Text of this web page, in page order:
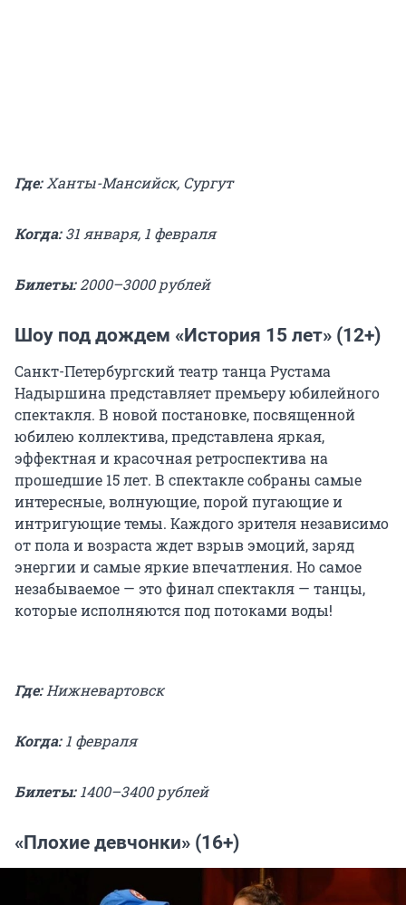
Где:Ханты-Мансийск, Сургут
Когда:31 января, 1 февраля
Билеты:2000–3000 рублей
Шоу под дождем «История 15 лет» (12+)
Санкт-Петербургский театр танца Рустама
Надыршина представляет премьеру юбилейного
спектакля. В новой постановке, посвященной
юбилею коллектива, представлена яркая,
эффектная и красочная ретроспектива на
прошедшие 15 лет. В спектакле собраны самые
интересные, волнующие, порой пугающие и
интригующие темы. Каждого зрителя независимо
от пола и возраста ждет взрыв эмоций, заряд
энергии и самые яркие впечатления. Но самое
незабываемое — это финал спектакля — танцы,
которые исполняются под потоками воды!
Где:Нижневартовск
Когда:1 февраля
Билеты:1400–3400 рублей
«Плохие девчонки» (16+)